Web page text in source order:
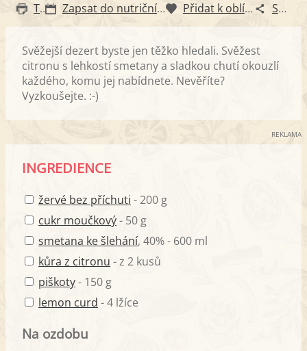
Tisk Zapsat do nutričního diáře Přidat k oblíbeným Sdílet
Svěžejší dezert byste jen těžko hledali. Svěžest
citronu s lehkostí smetany a sladkou chutí okouzlí
každého, komu jej nabídnete. Nevěříte?
Vyzkoušejte. :-)
REKLAMA
INGREDIENCE
žervé bez příchuti - 200 g
cukr moučkový- 50 g
smetana ke šlehání, 40% - 600 ml
kůra z citronu - z 2 kusů
piškoty- 150 g
lemon curd - 4 lžíce
Na ozdobu